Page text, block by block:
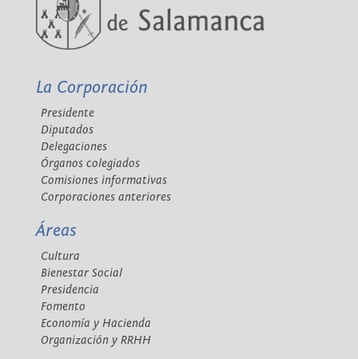
La Corporación
Presidente
Diputados
Delegaciones
Órganos colegiados
Comisiones informativas
Corporaciones anteriores
Áreas
Cultura
Bienestar Social
Presidencia
Fomento
Economía y Hacienda
Organización y RRHH